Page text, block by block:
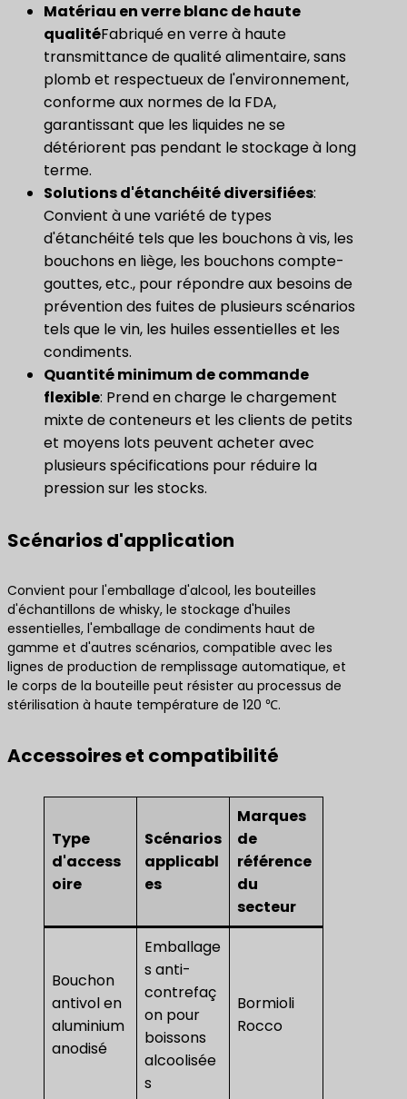
Matériau en verre blanc de haute
qualitéFabriqué en verre à haute
transmittance de qualité alimentaire, sans
plomb et respectueux de l'environnement,
conforme aux normes de la FDA,
garantissant que les liquides ne se
détériorent pas pendant le stockage à long
terme.
Solutions d'étanchéité diversifiées:
Convient à une variété de types
d'étanchéité tels que les bouchons à vis, les
bouchons en liège, les bouchons compte-
gouttes, etc., pour répondre aux besoins de
prévention des fuites de plusieurs scénarios
tels que le vin, les huiles essentielles et les
condiments.
Quantité minimum de commande
flexible: Prend en charge le chargement
mixte de conteneurs et les clients de petits
et moyens lots peuvent acheter avec
plusieurs spécifications pour réduire la
pression sur les stocks.
Scénarios d'application
Convient pour l'emballage d'alcool, les bouteilles
d'échantillons de whisky, le stockage d'huiles
essentielles, l'emballage de condiments haut de
gamme et d'autres scénarios, compatible avec les
lignes de production de remplissage automatique, et
le corps de la bouteille peut résister au processus de
stérilisation à haute température de 120 ℃.
Accessoires et compatibilité
Type
d'access
oire
Scénarios
applicabl
es
Marques
de
référence
du
secteur
Bouchon
antivol en
aluminium
anodisé
Emballage
s anti-
contrefaç
on pour
boissons
alcoolisée
s
Bormioli
Rocco